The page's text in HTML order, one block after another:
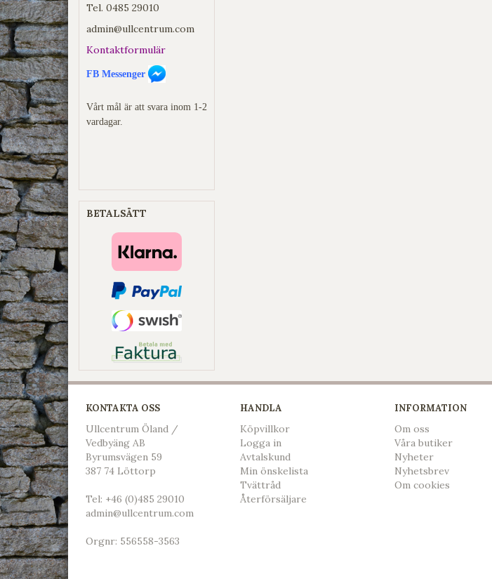
Tel. 0485 29010
admin@ullcentrum.com
Kontaktformulär
FB Messenger
Vårt mål är att svara inom 1-2
vardagar.
BETALSÄTT
KONTAKTA OSS
Ullcentrum Öland /
Vedbyäng AB
Byrumsvägen 59
387 74 Löttorp
Tel: +46 (0)485 29010
admin@ullcentrum.com
Orgnr: 556558-3563
HANDLA
Köpvillkor
Logga in
Avtalskund
Min önskelista
Tvättråd
Återförsäljare
INFORMATION
Om oss
Våra butiker
Nyheter
Nyhetsbrev
Om cookies